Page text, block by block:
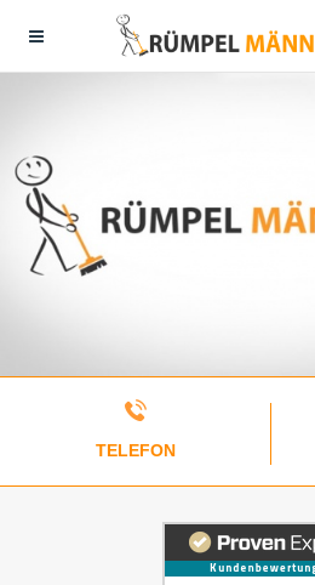
TELEFON